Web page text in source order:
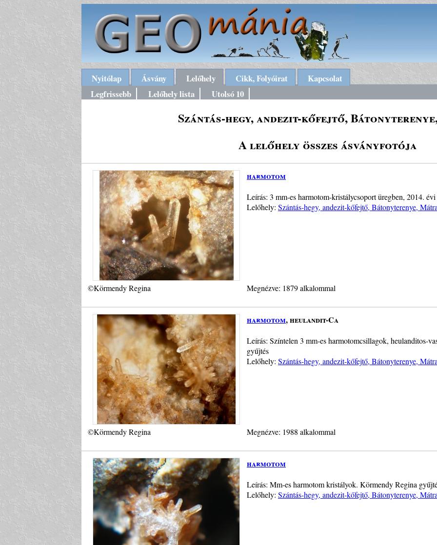
Nyitólap Ásvány Lelőhely Cikk, Folyóirat
Kapcsolat
Legfrissebb
Lelőhely lista Utolsó 10
Szántás-hegy, andezit-kőfejtő,
A lelőhely összes ásványfotója
harmotom
Leírás: 3 mm-es harmotom-kristálycsoport üregben, 2014.
Lelőhely: Szántás-hegy, andezit-kőfejtő, Bátonyterenye,
©Körmendy Regina Megnézve: 1879 alkalommal
harmotom, heulandit-Ca
Leírás: Színtelen 3 mm-es harmotomcsillagok, heulanditos-
gyűjtés
Lelőhely: Szántás-hegy, andezit-kőfejtő, Bátonyterenye,
©Körmendy Regina Megnézve: 1988 alkalommal
harmotom
Leírás: Mm-es harmotom kristályok. Körmendy Regina
Lelőhely: Szántás-hegy, andezit-kőfejtő, Bátonyterenye,